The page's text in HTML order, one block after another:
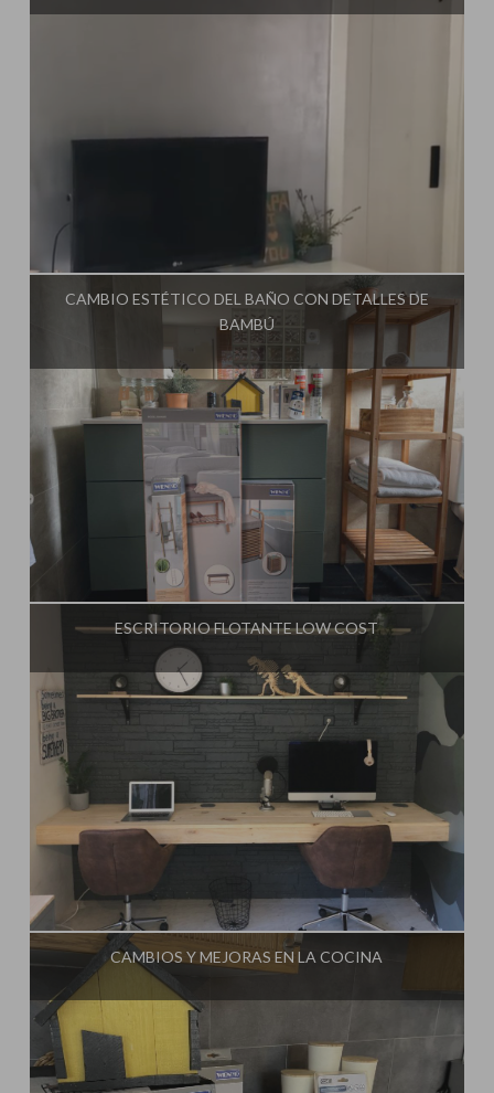
Steffido
CAMBIO ESTÉTICO DEL BAÑO CON DETALLES DE
BAMBÚ
Influencer: Steffido
ESCRITORIO FLOTANTE LOW COST
Influencer: Steffido
CAMBIOS Y MEJORAS EN LA COCINA